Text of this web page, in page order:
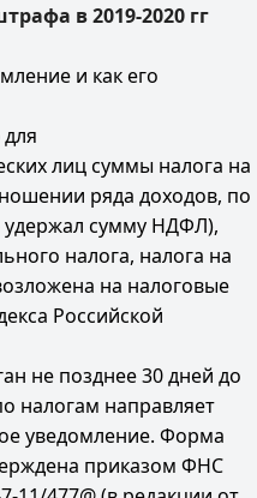
в 2019-2020 гг
и как его
лиц суммы налога на
ряда доходов, по
удержал сумму НДФЛ),
налога, налога на
на налоговые
Российской
не позднее 30 дней до
налогам направляет
уведомление. Форма
приказом ФНС